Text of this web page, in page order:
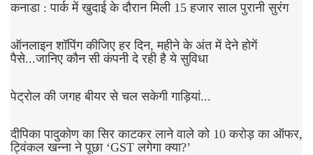
कनाडा : पार्क में खुदाई के दौरान मिली 15 हजार साल पुरानी सुरंग
ऑनलाइन शॉपिंग कीजिए हर दिन, महीने के अंत में देने होगें
पैसे...जानिए कौन सी कंपनी दे रही है ये सुविधा
पेट्रोल की जगह बीयर से चल सकेगी गाड़ियां...
दीपिका पादुकोण का सिर काटकर लाने वाले को 10 करोड़ का ऑफर,
ट्विंकल खन्ना ने पूछा ‘GST लगेगा क्या?’